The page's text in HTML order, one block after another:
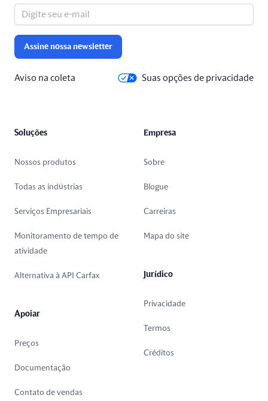
Assine nossa newsletter
Aviso na coleta Suas opções de privacidade
Soluções
Nossos produtos
Todas as indústrias
Serviços Empresariais
Monitoramento de tempo de
atividade
Alternativa à API Carfax
Apoiar
Preços
Documentação
Contato de vendas
Empresa
Sobre
Blogue
Carreiras
Mapa do site
Jurídico
Privacidade
Termos
Créditos